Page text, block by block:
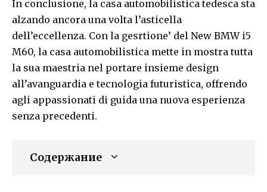
In conclusione, la casa automobilistica tedesca sta
alzando ancora una volta l’asticella
dell’eccellenza. Con la gesrtione’ del New BMW i5
M60, la casa automobilistica mette in mostra tutta
la sua maestria nel portare insieme design
all’avanguardia e tecnologia futuristica, offrendo
agli appassionati di guida una nuova esperienza
senza precedenti.
Содержание